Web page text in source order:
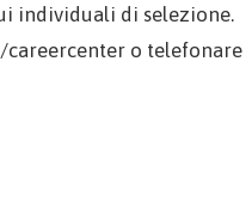
individuali di selezione.
o telefonare